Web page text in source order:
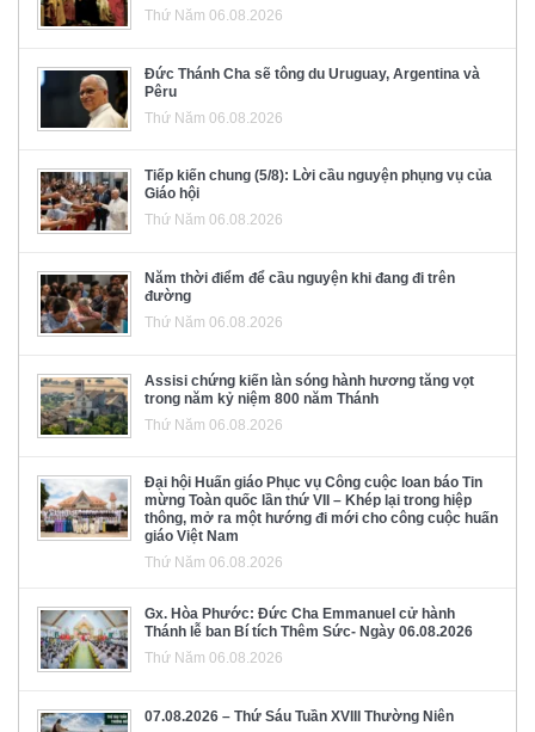
Thứ Năm 06.08.2026
Đức Thánh Cha sẽ tông du Uruguay, Argentina và
Pêru
Thứ Năm 06.08.2026
Tiếp kiến chung (5/8): Lời cầu nguyện phụng vụ của
Giáo hội
Thứ Năm 06.08.2026
Năm thời điểm để cầu nguyện khi đang đi trên
đường
Thứ Năm 06.08.2026
Assisi chứng kiến làn sóng hành hương tăng vọt
trong năm kỷ niệm 800 năm Thánh
Thứ Năm 06.08.2026
Đại hội Huấn giáo Phục vụ Công cuộc loan báo Tin
mừng Toàn quốc lần thứ VII – Khép lại trong hiệp
thông, mở ra một hướng đi mới cho công cuộc huấn
giáo Việt Nam
Thứ Năm 06.08.2026
Gx. Hòa Phước: Đức Cha Emmanuel cử hành
Thánh lễ ban Bí tích Thêm Sức- Ngày 06.08.2026
Thứ Năm 06.08.2026
07.08.2026 – Thứ Sáu Tuần XVIII Thường Niên